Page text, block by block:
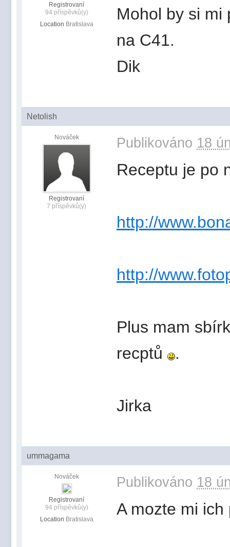
Registrovaní
94 příspěvků(y)
Location Bratislava
Mohol by si mi
na C41.
Dik
Netolish
Nováček
Registrovaní
7 příspěvků(y)
Publikováno 18
Receptu je po
http://
http://
Plus mam
recptů
.
Jirka
ummagama
Nováček
Registrovaní
94 příspěvků(y)
Location Bratislava
Publikováno 18
A mozte mi